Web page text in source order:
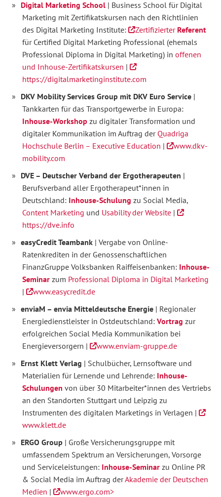
Digital Marketing School | Business School für Digital
Marketing mit Zertifikatskursen nach den Richtlinien
des Digital Marketing Institute:
Zertifizierter Referent
für Certified Digital Marketing Professional (ehemals
Professional Diploma in Digital Marketing) in offenen
und Inhouse-Zertifikatskursen |
https://digitalmarketinginstitute.com
DKV Mobility Services Group mit DKV Euro Service |
Tankkarten für das Transportgewerbe in Europa:
Inhouse-Workshop zu digitaler Transformation und
digitaler Kommunikation im Auftrag der Quadriga
Hochschule Berlin – Executive Education |
www.dkv-
mobility.com
DVE – Deutscher Verband der Ergotherapeuten |
Berufsverband aller Ergotherapeut*innen in
Deutschland: Inhouse-Schulung zu Social Media,
Content Marketing und Usability der Website |
https://dve.info
easyCredit Teambank | Vergabe von Online-
Ratenkrediten in der Genossenschaftlichen
FinanzGruppe Volksbanken Raiffeisenbanken: Inhouse-
Seminar zum Professional Diploma in Digital Marketing
|
www.easycredit.de
enviaM – envia Mitteldeutsche Energie | Regionaler
Energiedienstleister in Ostdeutschland: Vortrag zur
erfolgreichen Social Media Kommunikation bei
Energieversorgern |
www.enviam-gruppe.de
Ernst Klett Verlag | Schulbücher, Lernsoftware und
Materialien für Lernende und Lehrende: Inhouse-
Schulungen von über 30 Mitarbeiter*innen des Vertriebs
an den Standorten Stuttgart und Leipzig zu
Instrumenten des digitalen Marketings in Verlagen |
www.klett.de
ERGO Group | Große Versicherungsgruppe mit
umfassendem Spektrum an Versicherungen, Vorsorge
und Serviceleistungen: Inhouse-Seminar zu Online PR
& Social Media im Auftrag derAkademie der Deutschen
Medien |
www.ergo.com>